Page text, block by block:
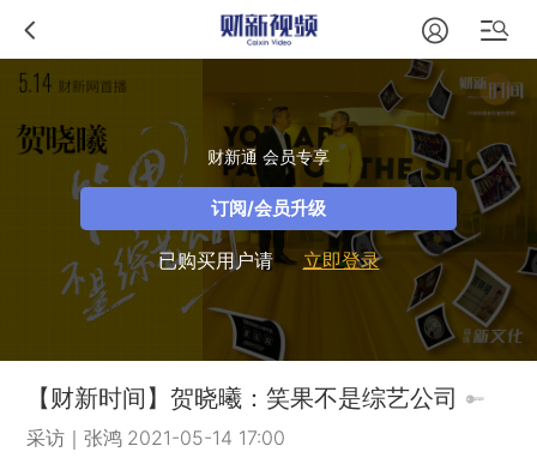
财新通 会员专享
订阅/会员升级
已购买用户请 立即登录
【财新时间】贺晓曦：笑果不是综艺公司
采访｜张鸿 2021-05-14 17:00